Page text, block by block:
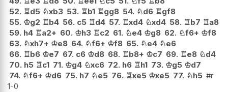
52. ♖d5 ♘xb3 53. ♖b1 ♖gg8 54. ♘d6 ♖gf8
55. ♔g2 ♖b4 56. c5 ♖d4 57. ♖xd4 ♘xd4 58. ♖b7 ♖a8
59. h4 ♖a2+ 60. ♔h3 ♖c2 61. ♘e4 ♔g8 62. ♘f6+ ♔f8
63. ♘xh7+ ♔e8 64. ♘f6+ ♔f8 65. ♘e4 ♘e6
66. ♖b6 ♔e7 67. c6 ♔d8 68. ♖b8+ ♔c7 69. ♖e8 ♘d4
70. h5 ♖c1 71. ♔g4 ♘xc6 72. h6 ♖h1 73. ♔g5 ♔d7
74. ♘f6+ ♔d6 75. h7 ♘e5 76. ♖xe5 ♔xe5 77. ♘h5 #r
1-0